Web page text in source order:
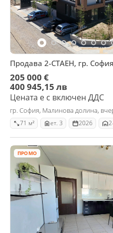
Продава 2-СТАЕН, гр.
205 000 €
400 945,15 лв
Цената е с включен ДДС
гр. София, Малинова долина,
71 м² ет. 3 2026
ПРОМО